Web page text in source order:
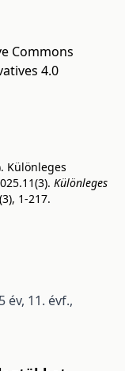
Commons
4.0
Különleges
Különleges
(3), 1-217.
11. évf.,